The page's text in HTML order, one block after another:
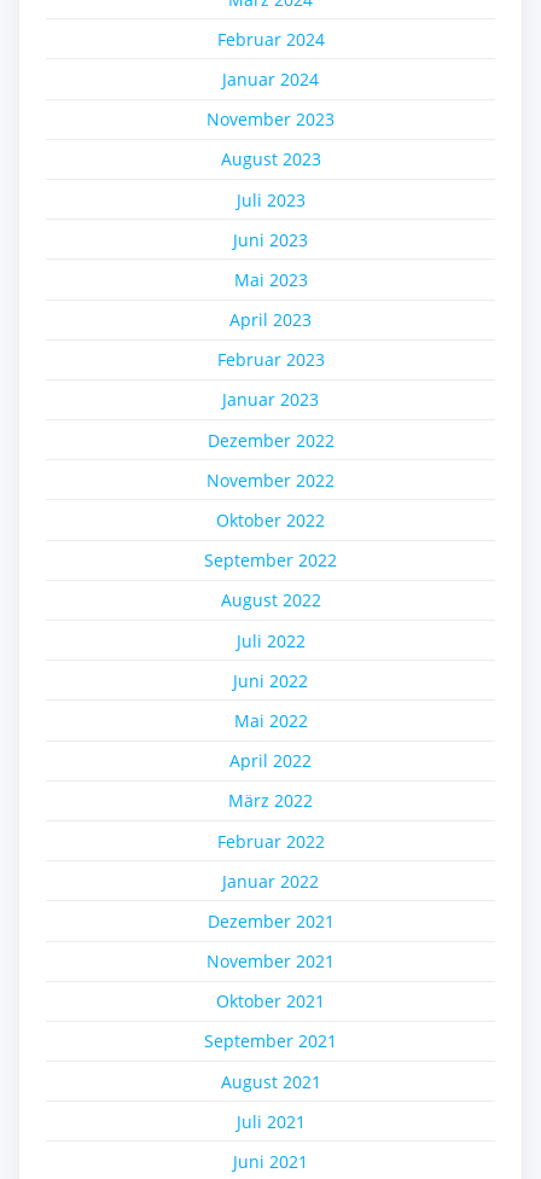
Februar 2024
Januar 2024
November 2023
August 2023
Juli 2023
Juni 2023
Mai 2023
April 2023
Februar 2023
Januar 2023
Dezember 2022
November 2022
Oktober 2022
September 2022
August 2022
Juli 2022
Juni 2022
Mai 2022
April 2022
März 2022
Februar 2022
Januar 2022
Dezember 2021
November 2021
Oktober 2021
September 2021
August 2021
Juli 2021
Juni 2021